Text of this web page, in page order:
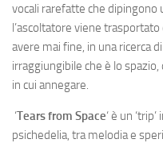
vocali rarefatte che dipingono
l’ascoltatore viene
avere mai fine, in una ricerca
irraggiungibile che è lo
in cui annegare.
‘Tears from Space‘ è un
psichedelia, tra melodia e